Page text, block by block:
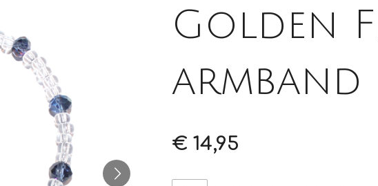
Golden
armband
€ 14,95